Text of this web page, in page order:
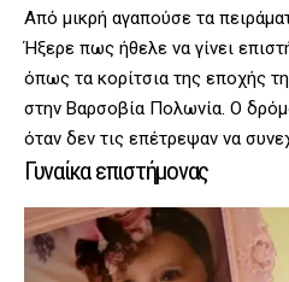
Από μικρή αγαπούσε τα
Ήξερε πως ήθελε να γίνει
όπως τα κορίτσια της εποχής
στην Βαρσοβία Πολωνία. Ο
όταν δεν τις επέτρεψαν να
Γυναίκα επιστήμονας